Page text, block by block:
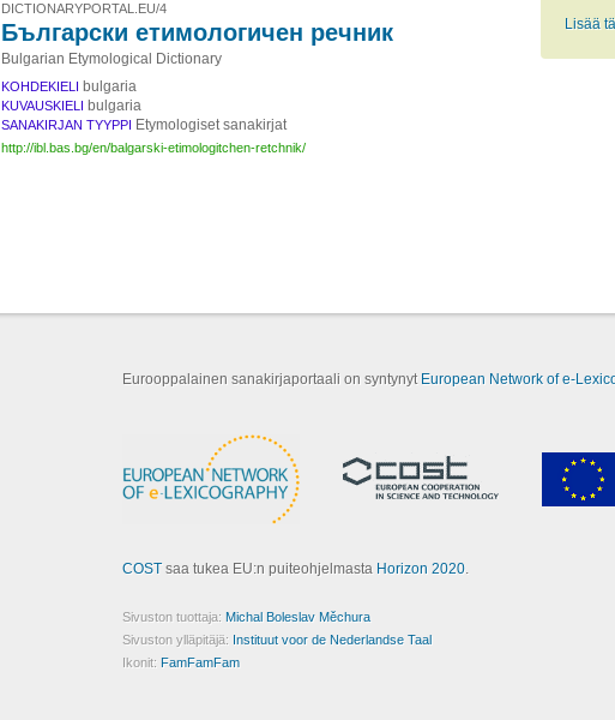
Lisää
DICTIONARYPORTAL.EU/4
Български етимологичен речник
Bulgarian Etymological Dictionary
KOHDEKIELI bulgaria
KUVAUSKIELI bulgaria
SANAKIRJAN TYYPPI Etymologiset sanakirjat
http://ibl.bas.bg/en/balgarski-etimologitchen-retchnik/
Eurooppalainen sanakirjaportaali on syntynyt European Network of e-
COSTsaa tukea EU:n puiteohjelmasta Horizon 2020.
Sivuston tuottaja: Michal Boleslav Měchura
Sivuston ylläpitäjä: Instituut voor de Nederlandse Taal
Ikonit: FamFamFam